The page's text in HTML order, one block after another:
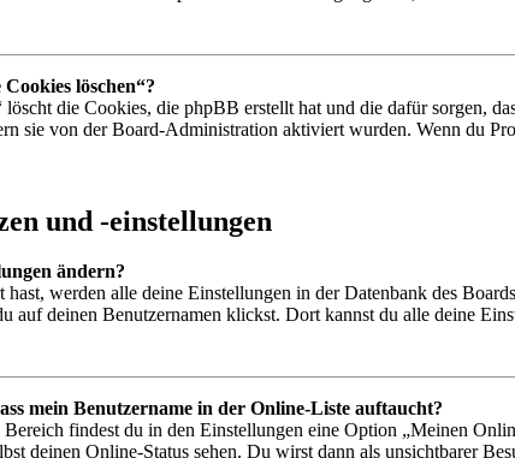
löschen“?
die Cookies, die phpBB erstellt hat und die dafür sorgen,
sie von der Board-Administration aktiviert wurden. Wenn du
und -einstellungen
ändern?
hast, werden alle deine Einstellungen in der Datenbank des
auf deinen Benutzernamen klickst. Dort kannst du alle deine
mein Benutzername in der Online-Liste auftaucht?
findest du in den Einstellungen eine Option „Meinen
deinen Online-Status sehen. Du wirst dann als unsichtbarer